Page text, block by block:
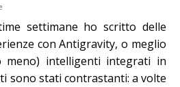
settimane ho scritto delle
con Antigravity, o meglio
intelligenti integrati in
sono stati contrastanti: a volte